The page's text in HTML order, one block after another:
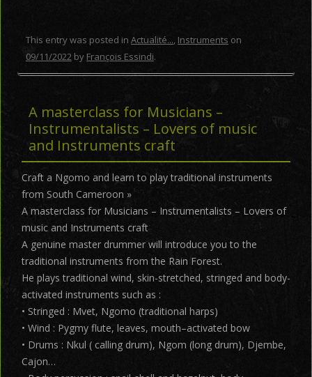
This entry was posted in Actualité..., Instruments on
09/11/2022by François Essindi.
A masterclass for Musicians –
Instrumentalists – Lovers of music
and Instruments craft
Craft a Ngomo and learn to play traditional instruments
from South Cameroon »
A masterclass for Musicians – Instrumentalists – Lovers of
music and Instruments craft
A genuine master drummer will introduce you to the
traditional instruments from the Rain Forest.
He plays traditional wind, skin-stretched, stringed and body-
activated instruments such as :
• Stringed : Mvet, Ngomo (traditional harps)
• Wind : Pygmy flute, leaves, mouth–activated bow
• Drums : Nkul ( calling drum), Ngom (long drum), Djembe,
Cajon…